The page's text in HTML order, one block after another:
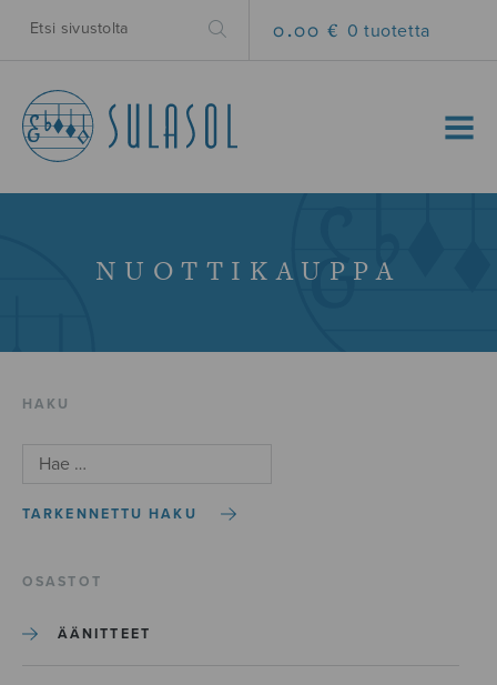
0.00 € 0 tuotetta
MENU
NUOTTIKAUPPA
HAKU
TARKENNETTU HAKU
OSASTOT
ÄÄNITTEET